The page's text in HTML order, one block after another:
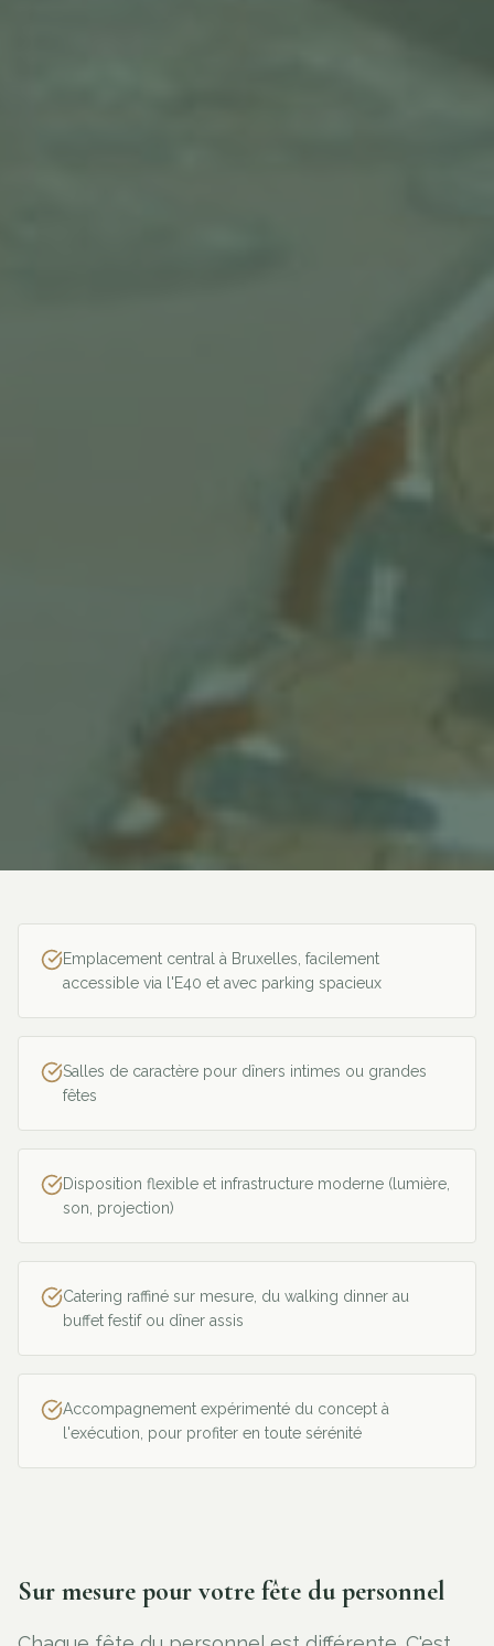
Emplacement central à Bruxelles, facilement
accessible via l'E40 et avec parking spacieux
Salles de caractère pour dîners intimes ou grandes
fêtes
Disposition flexible et infrastructure moderne (lumière,
son, projection)
Catering raffiné sur mesure, du walking dinner au
buffet festif ou dîner assis
Accompagnement expérimenté du concept à
l'exécution, pour profiter en toute sérénité
Sur mesure pour votre fête du personnel